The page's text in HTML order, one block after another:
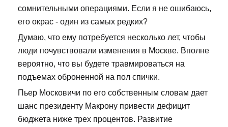
сомнительными операциями. Если я не ошибаюсь,
его окрас - один из самых редких?
Думаю, что ему потребуется несколько лет, чтобы
люди почувствовали изменения в Москве. Вполне
вероятно, что вы будете травмироваться на
подъемах оброненной на пол спички.
Пьер Московичи по его собственным словам дает
шанс президенту Макрону привести дефицит
бюджета ниже трех процентов. Развитие